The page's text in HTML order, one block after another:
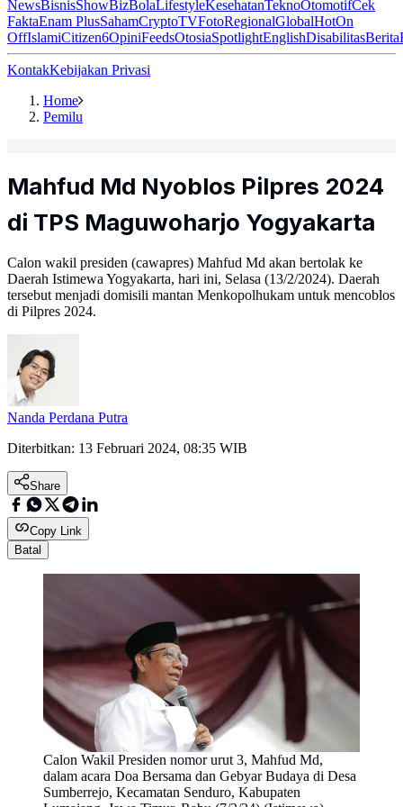
NewsBisnisShowBizBolaLifestyleKesehatanTeknoOtomotifCek
FaktaEnam PlusSahamCryptoTVFotoRegionalGlobalHotOn
OffIslamiCitizen6OpiniFeedsOtosiaSpotlightEnglishDisabilitasBerita
KontakKebijakan Privasi
Home
Pemilu
Mahfud Md Nyoblos Pilpres 2024
di TPS Maguwoharjo Yogyakarta
Calon wakil presiden (cawapres) Mahfud Md akan bertolak ke
Daerah Istimewa Yogyakarta, hari ini, Selasa (13/2/2024). Daerah
tersebut menjadi domisili mantan Menkopolhukam untuk mencoblos
di Pilpres 2024.
Nanda Perdana Putra
Diterbitkan: 13 Februari 2024, 08:35 WIB
Share
Copy Link
Batal
Calon Wakil Presiden nomor urut 3, Mahfud Md,
dalam acara Doa Bersama dan Gebyar Budaya di Desa
Sumberrejo, Kecamatan Senduro, Kabupaten